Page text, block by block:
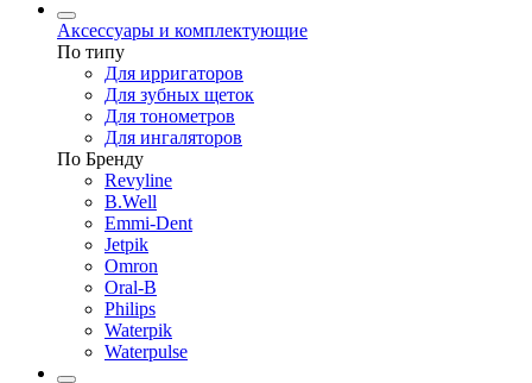
Аксессуары и комплектующие
По типу
Для ирригаторов
Для зубных щеток
Для тонометров
Для ингаляторов
По Бренду
Revyline
B.Well
Emmi-Dent
Jetpik
Omron
Oral-B
Philips
Waterpik
Waterpulse